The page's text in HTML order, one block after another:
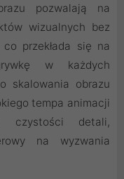
pozwalają na
wizualnych bez
przekłada się na
w każdych
skalowania obrazu
tempa animacji
czystości detali,
na wyzwania